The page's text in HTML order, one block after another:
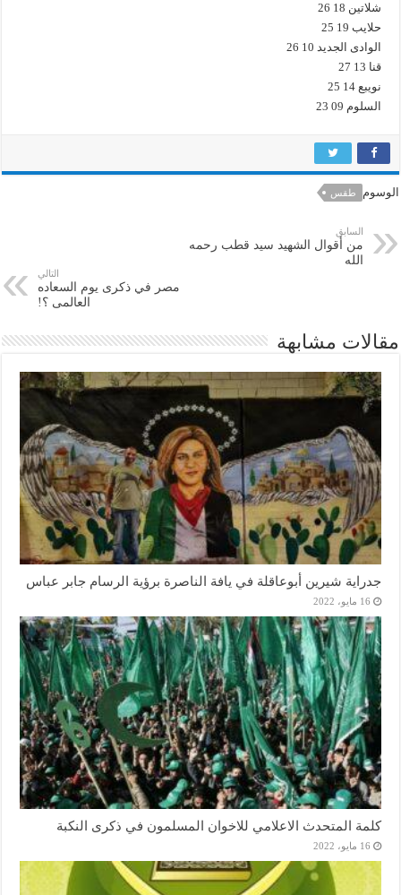
شلاتين 18 26
حلايب 19 25
الوادى الجديد 10 26
قنا 13 27
نويبع 14 25
السلوم 09 23
الوسوم طقس
السابق
من أقوال الشهيد سيد قطب رحمه
الله
التالي
مصر في ذكرى يوم السعاده
العالمى ؟!
مقالات مشابهة
جدراية شيرين أبوعاقلة في يافة الناصرة برؤية الرسام جابر عباس
16 مايو، 2022
كلمة المتحدث الاعلامي للاخوان المسلمون في ذكرى النكبة
16 مايو، 2022